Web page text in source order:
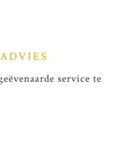
service te